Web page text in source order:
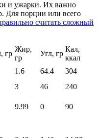
и ужарки. Их важно
Для порции или всего
считать сложный
гр
Жир,
гр
Угл, гр
Кал,
ккал
1.6 64.4 304
3 46 240
9.99 0 90